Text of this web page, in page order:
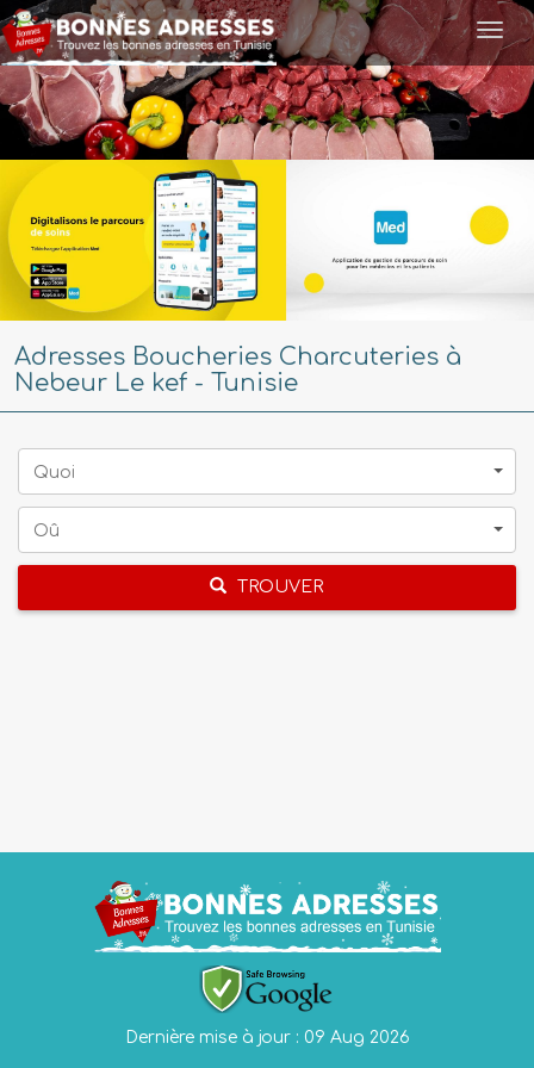
Adresses Boucheries Charcuteries à
Nebeur Le kef - Tunisie
Quoi
Oû
TROUVER
Dernière mise à jour : 09 Aug 2026